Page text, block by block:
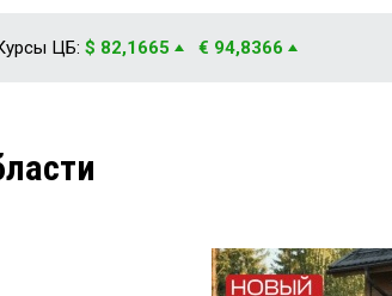
ЦБ: $ 82,1665 € 94,8366